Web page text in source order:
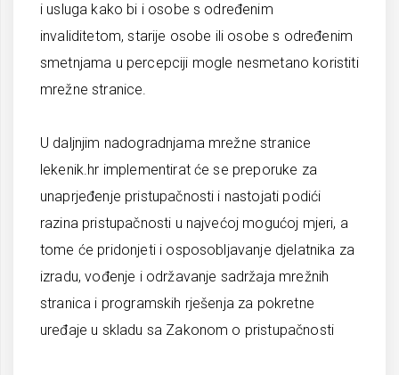
i usluga kako bi i osobe s određenim
invaliditetom, starije osobe ili osobe s određenim
smetnjama u percepciji mogle nesmetano koristiti
mrežne stranice.
U daljnjim nadogradnjama mrežne stranice
lekenik.hr implementirat će se preporuke za
unaprjeđenje pristupačnosti i nastojati podići
razina pristupačnosti u najvećoj mogućoj mjeri, a
tome će pridonjeti i osposobljavanje djelatnika za
izradu, vođenje i održavanje sadržaja mrežnih
stranica i programskih rješenja za pokretne
uređaje u skladu sa Zakonom o pristupačnosti